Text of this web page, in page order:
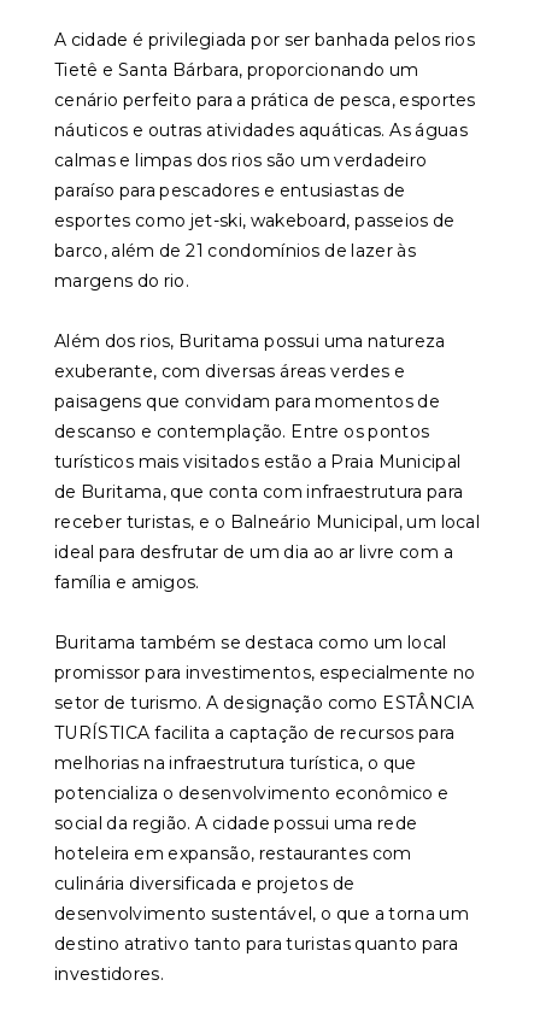
A cidade é privilegiada por ser banhada pelos rios
Tietê e Santa Bárbara, proporcionando um
cenário perfeito para a prática de pesca, esportes
náuticos e outras atividades aquáticas. As águas
calmas e limpas dos rios são um verdadeiro
paraíso para pescadores e entusiastas de
esportes como jet-ski, wakeboard, passeios de
barco, além de 21 condomínios de lazer às
margens do rio.
Além dos rios, Buritama possui uma natureza
exuberante, com diversas áreas verdes e
paisagens que convidam para momentos de
descanso e contemplação. Entre os pontos
turísticos mais visitados estão a Praia Municipal
de Buritama, que conta com infraestrutura para
receber turistas, e o Balneário Municipal, um local
ideal para desfrutar de um dia ao ar livre com a
família e amigos.
Buritama também se destaca como um local
promissor para investimentos, especialmente no
setor de turismo. A designação como ESTÂNCIA
TURÍSTICA facilita a captação de recursos para
melhorias na infraestrutura turística, o que
potencializa o desenvolvimento econômico e
social da região. A cidade possui uma rede
hoteleira em expansão, restaurantes com
culinária diversificada e projetos de
desenvolvimento sustentável, o que a torna um
destino atrativo tanto para turistas quanto para
investidores.